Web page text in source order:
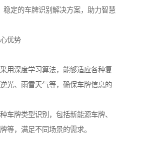
稳定的车牌识别解决方案，助力智慧
优势
用深度学习算法，能够适应各种复
光、雨雪天气等，确保车牌信息的
车牌类型识别，包括新能源车牌、
等，满足不同场景的需求。